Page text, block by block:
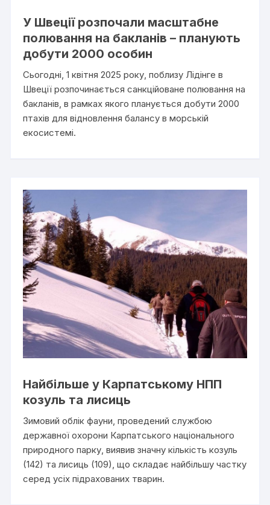
У Швеції розпочали масштабне
полювання на бакланів – планують
добути 2000 особин
Сьогодні, 1 квітня 2025 року, поблизу Лідінге в
Швеції розпочинається санкційоване полювання на
бакланів, в рамках якого планується добути 2000
птахів для відновлення балансу в морській
екосистемі.
Найбільше у Карпатському НПП
козуль та лисиць
Зимовий облік фауни, проведений службою
державної охорони Карпатського національного
природного парку, виявив значну кількість козуль
(142) та лисиць (109), що складає найбільшу частку
серед усіх підрахованих тварин.